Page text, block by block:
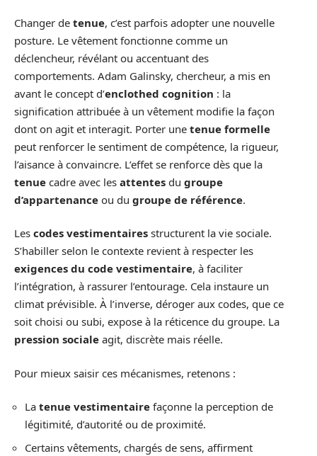
Changer de tenue, c’est parfois adopter une nouvelle
posture. Le vêtement fonctionne comme un
déclencheur, révélant ou accentuant des
comportements. Adam Galinsky, chercheur, a mis en
avant le concept d’enclothed cognition : la
signification attribuée à un vêtement modifie la façon
dont on agit et interagit. Porter une tenue formelle
peut renforcer le sentiment de compétence, la rigueur,
l’aisance à convaincre. L’effet se renforce dès que la
tenue cadre avec les attentes du groupe
d’appartenance ou du groupe de référence.
Les codes vestimentaires structurent la vie sociale.
S’habiller selon le contexte revient à respecter les
exigences du code vestimentaire, à faciliter
l’intégration, à rassurer l’entourage. Cela instaure un
climat prévisible. À l’inverse, déroger aux codes, que ce
soit choisi ou subi, expose à la réticence du groupe. La
pression sociale agit, discrète mais réelle.
Pour mieux saisir ces mécanismes, retenons :
La tenue vestimentaire façonne la perception de
légitimité, d’autorité ou de proximité.
Certains vêtements, chargés de sens, affirment